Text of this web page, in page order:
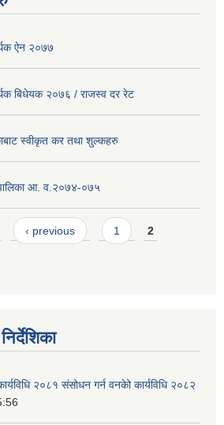
ए‍ेन २०७७
बिधेयक २०७६ / राजस्व दर रेट
स्वीकृत कर तथा शुल्कहरु
आ. व.२०७४-०७५
‹ previous 1 2
२०८१ संसोधन गर्न वनकेो कार्यविधि २०८२